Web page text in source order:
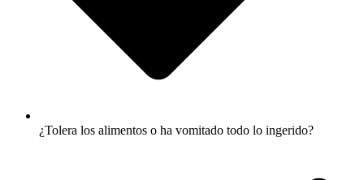
¿Tolera los alimentos o ha vomitado todo lo ingerido?